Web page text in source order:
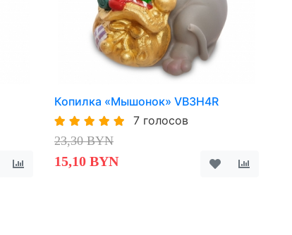
Копилка «Мышонок» VB3H4R
7 голосов
23,30 BYN
15,10 BYN